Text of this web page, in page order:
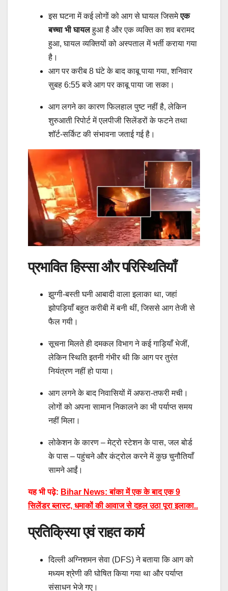
इस घटना में कई लोगों को आग से घायल जिसमेएक
बच्चा भी घायलहुआ है और एक व्यक्ति का शव बरामद
हुआ, घायल व्यक्तियों को अस्पताल में भर्ती कराया गया
है।
आग पर करीब 8 घंटे के बाद काबू पाया गया, शनिवार
सुबह 6:55 बजे आग पर काबू पाया जा सका।
आग लगने का कारण फिलहाल पुष्ट नहीं है, लेकिन
शुरुआती रिपोर्ट में एलपीजी सिलेंडरों के फटने तथा
शॉर्ट-सर्किट की संभावना जताई गई है।
प्रभावित हिस्सा और परिस्थितियाँ
झुग्गी-बस्ती घनी आबादी वाला इलाका था, जहां
झोपड़ियाँ बहुत करीबी में बनी थीं, जिससे आग तेजी से
फैल गयी।
सूचना मिलते ही दमकल विभाग ने कई गाड़ियाँ भेजीं,
लेकिन स्थिति इतनी गंभीर थी कि आग पर तुरंत
नियंत्रण नहीं हो पाया।
आग लगने के बाद निवासियों में अफरा-तफरी मची।
लोगों को अपना सामान निकालने का भी पर्याप्त समय
नहीं मिला।
लोकेशन के कारण – मेट्रो स्टेशन के पास, जल बोर्ड
के पास – पहुंचने और कंट्रोल करने में कुछ चुनौतियाँ
सामने आईं।
यह भी पढ़े: Bihar News: बांका में एक के बाद एक 9
सिलेंडर ब्लास्ट, धमाकों की आवाज से दहल उठा पूरा इलाका..
प्रतिक्रिया एवं राहत कार्य
दिल्ली अग्निशमन सेवा (DFS) ने बताया कि आग को
मध्यम श्रेणी की घोषित किया गया था और पर्याप्त
संसाधन भेजे गए।